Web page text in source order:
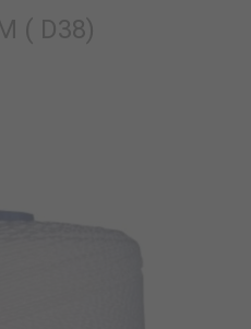
( D38)